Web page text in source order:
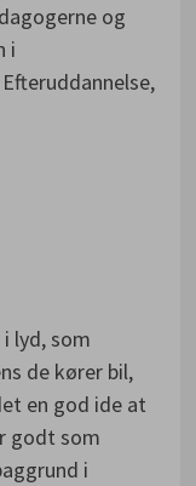
og
i
lyd, som
de kører bil,
en god ide at
godt som
i